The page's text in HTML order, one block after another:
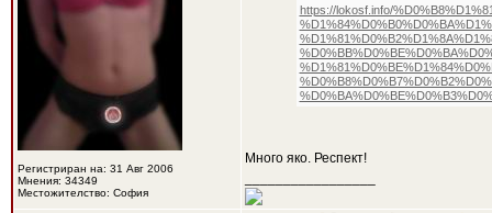
Регистриран на: 31 Авг 2006
Мнения: 34349
Местожителство: София
https://lokosf.info/
Много яко. Респект!